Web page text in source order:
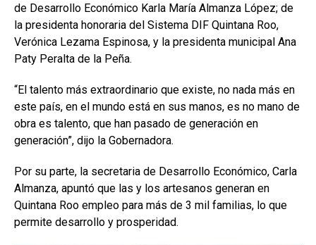
de Desarrollo Económico Karla María Almanza López; de
la presidenta honoraria del Sistema DIF Quintana Roo,
Verónica Lezama Espinosa, y la presidenta municipal Ana
Paty Peralta de la Peña.
“El talento más extraordinario que existe, no nada más en
este país, en el mundo está en sus manos, es no mano de
obra es talento, que han pasado de generación en
generación”, dijo la Gobernadora.
Por su parte, la secretaria de Desarrollo Económico, Carla
Almanza, apuntó que las y los artesanos generan en
Quintana Roo empleo para más de 3 mil familias, lo que
permite desarrollo y prosperidad.